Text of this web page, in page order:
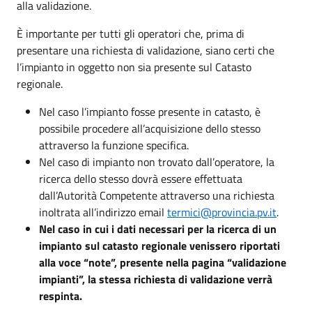
alla validazione.
È importante per tutti gli operatori che, prima di
presentare una richiesta di validazione, siano certi che
l’impianto in oggetto non sia presente sul Catasto
regionale.
Nel caso l’impianto fosse presente in catasto, è
possibile procedere all’acquisizione dello stesso
attraverso la funzione specifica.
Nel caso di impianto non trovato dall’operatore, la
ricerca dello stesso dovrà essere effettuata
dall’Autorità Competente attraverso una richiesta
inoltrata all’indirizzo email termici@provincia.pv.it.
Nel caso in cui i dati necessari per la ricerca di un
impianto sul catasto regionale venissero riportati
alla voce “note”, presente nella pagina “validazione
impianti”, la stessa richiesta di validazione verrà
respinta.